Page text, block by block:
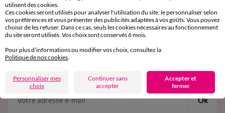
11€ Offerts
en vous inscrivant à la newsletter
conditions dans votre email de confirmation
Ok
utilisent des cookies.
Ces cookies seront utilisés pour analyser l'utilisation du site, le personnaliser selon
vos préférences et vous présenter des publicités adaptées à vos goûts. Vous pouvez
choisir de les refuser. Dans ce cas, seuls les cookies nécessaires au fonctionnement
du site seront utilisés. Vos choix sont conservés 6 mois.
Pour plus d'informations ou modifier vos choix, consultez la
Politique de nos cookies
Personnaliser mes
choix
Continuer sans
accepter
Accepter et
fermer